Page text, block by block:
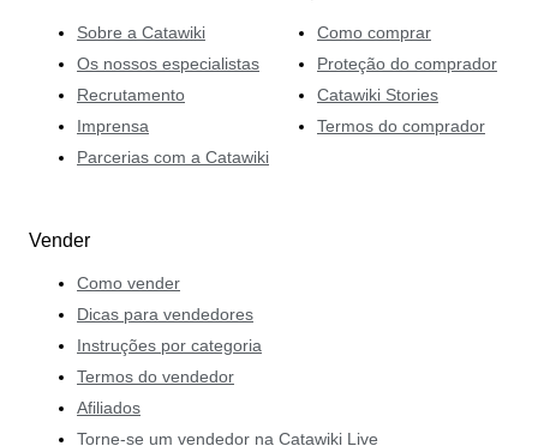
Sobre a Catawiki
Os nossos especialistas
Recrutamento
Imprensa
Parcerias com a Catawiki
Como comprar
Proteção do comprador
Catawiki Stories
Termos do comprador
Vender
Como vender
Dicas para vendedores
Instruções por categoria
Termos do vendedor
Afiliados
Torne-se um vendedor na Catawiki Live